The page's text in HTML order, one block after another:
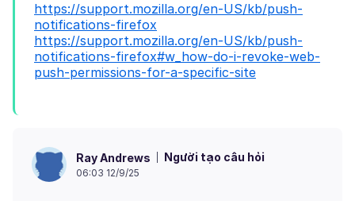
https://support.mozilla.org/en-US/kb/push-
notifications-firefox
https://support.mozilla.org/en-US/kb/push-
notifications-firefox#w_how-do-i-revoke-web-
push-permissions-for-a-specific-site
Ray Andrews Người tạo câu hỏi
06:03 12/9/25